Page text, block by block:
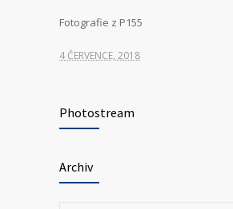
Fotografie z P155
4 ČERVENCE, 2018
VOZIDLA ZDRAVOTNICKÉ ZÁCHRANNÉ
SLUŽBY
Photostream
Archiv